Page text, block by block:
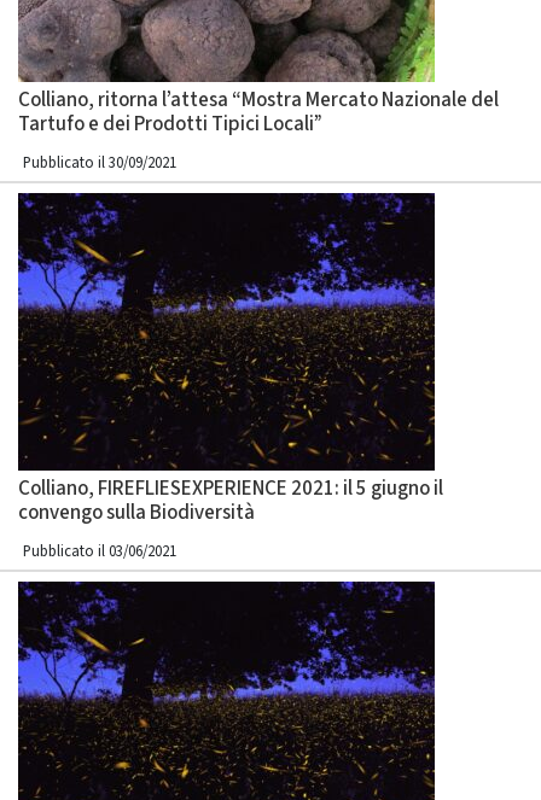
Colliano, ritorna l’attesa “Mostra Mercato Nazionale del
Tartufo e dei Prodotti Tipici Locali”
Pubblicato il 30/09/2021
Colliano, FIREFLIESEXPERIENCE 2021: il 5 giugno il
convengo sulla Biodiversità
Pubblicato il 03/06/2021